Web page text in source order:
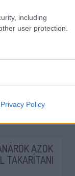
including
user protection.
Privacy Policy
TUDTA
NEM
Szegeden
hogy...
AZOK
TAKARÍTANI